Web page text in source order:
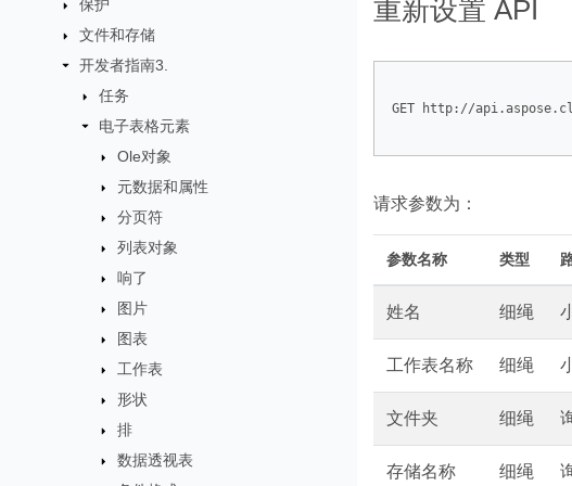
保护
文件和存储
开发者指南3.
任务
电子表格元素
Ole对象
元数据和属性
分页符
列表对象
响了
图片
图表
工作表
形状
排
数据透视表
重新设置 API
GET http://
请求参数为：
参数名称 类型
姓名 细绳
工作表名称 细绳
文件夹 细绳
存储名称 细绳